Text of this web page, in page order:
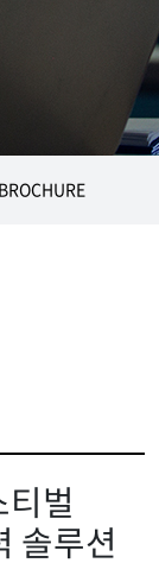
벌
솔루션